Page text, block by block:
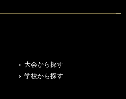
大会から探す
学校から探す